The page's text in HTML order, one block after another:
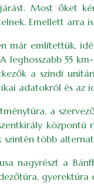
Most őket
Emellett arra
már említettük,
leghosszabb 55
a szindi
adatokról és az
a
szintén több
nagyrészt a